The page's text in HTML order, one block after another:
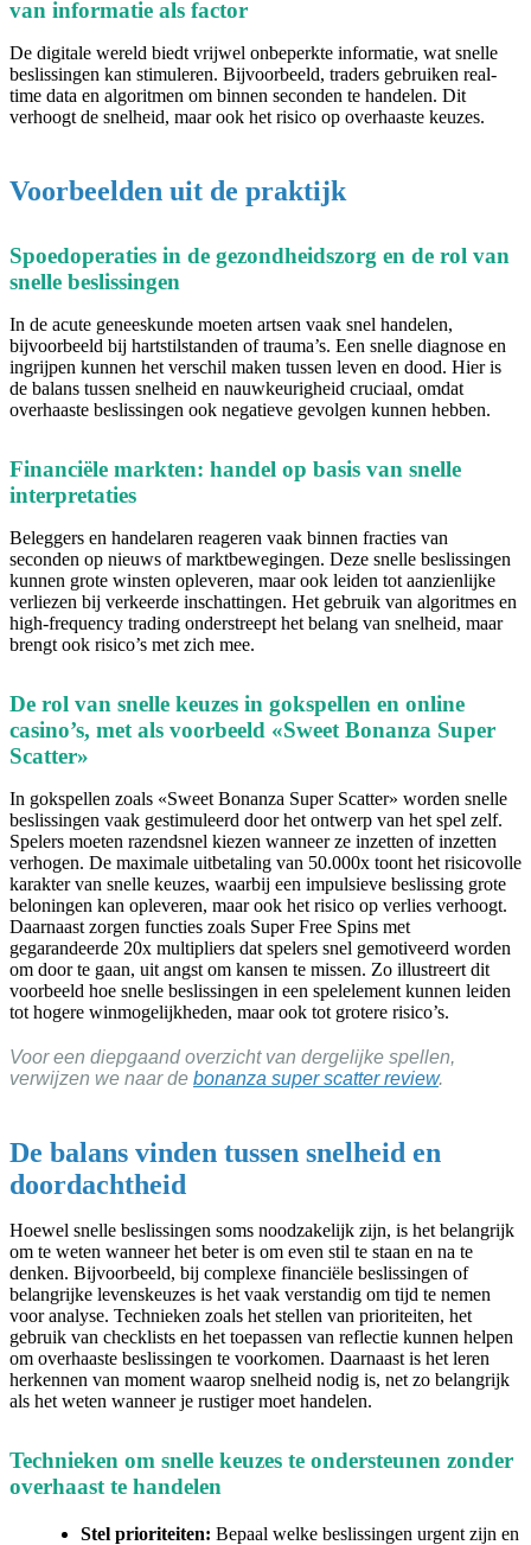
van informatie als factor
De digitale wereld biedt vrijwel onbeperkte informatie, wat snelle
beslissingen kan stimuleren. Bijvoorbeeld, traders gebruiken real-
time data en algoritmen om binnen seconden te handelen. Dit
verhoogt de snelheid, maar ook het risico op overhaaste keuzes.
Voorbeelden uit de praktijk
Spoedoperaties in de gezondheidszorg en de rol van
snelle beslissingen
In de acute geneeskunde moeten artsen vaak snel handelen,
bijvoorbeeld bij hartstilstanden of trauma’s. Een snelle diagnose en
ingrijpen kunnen het verschil maken tussen leven en dood. Hier is
de balans tussen snelheid en nauwkeurigheid cruciaal, omdat
overhaaste beslissingen ook negatieve gevolgen kunnen hebben.
Financiële markten: handel op basis van snelle
interpretaties
Beleggers en handelaren reageren vaak binnen fracties van
seconden op nieuws of marktbewegingen. Deze snelle beslissingen
kunnen grote winsten opleveren, maar ook leiden tot aanzienlijke
verliezen bij verkeerde inschattingen. Het gebruik van algoritmes en
high-frequency trading onderstreept het belang van snelheid, maar
brengt ook risico’s met zich mee.
De rol van snelle keuzes in gokspellen en online
casino’s, met als voorbeeld «Sweet Bonanza Super
Scatter»
In gokspellen zoals «Sweet Bonanza Super Scatter» worden snelle
beslissingen vaak gestimuleerd door het ontwerp van het spel zelf.
Spelers moeten razendsnel kiezen wanneer ze inzetten of inzetten
verhogen. De maximale uitbetaling van 50.000x toont het risicovolle
karakter van snelle keuzes, waarbij een impulsieve beslissing grote
beloningen kan opleveren, maar ook het risico op verlies verhoogt.
Daarnaast zorgen functies zoals Super Free Spins met
gegarandeerde 20x multipliers dat spelers snel gemotiveerd worden
om door te gaan, uit angst om kansen te missen. Zo illustreert dit
voorbeeld hoe snelle beslissingen in een spelelement kunnen leiden
tot hogere winmogelijkheden, maar ook tot grotere risico’s.
Voor een diepgaand overzicht van dergelijke spellen,
verwijzen we naar de bonanza super scatter review.
De balans vinden tussen snelheid en
doordachtheid
Hoewel snelle beslissingen soms noodzakelijk zijn, is het belangrijk
om te weten wanneer het beter is om even stil te staan en na te
denken. Bijvoorbeeld, bij complexe financiële beslissingen of
belangrijke levenskeuzes is het vaak verstandig om tijd te nemen
voor analyse. Technieken zoals het stellen van prioriteiten, het
gebruik van checklists en het toepassen van reflectie kunnen helpen
om overhaaste beslissingen te voorkomen. Daarnaast is het leren
herkennen van moment waarop snelheid nodig is, net zo belangrijk
als het weten wanneer je rustiger moet handelen.
Technieken om snelle keuzes te ondersteunen zonder
overhaast te handelen
Stel prioriteiten: Bepaal welke beslissingen urgent zijn en